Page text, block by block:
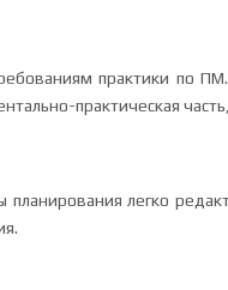
практики по
практическая
легко